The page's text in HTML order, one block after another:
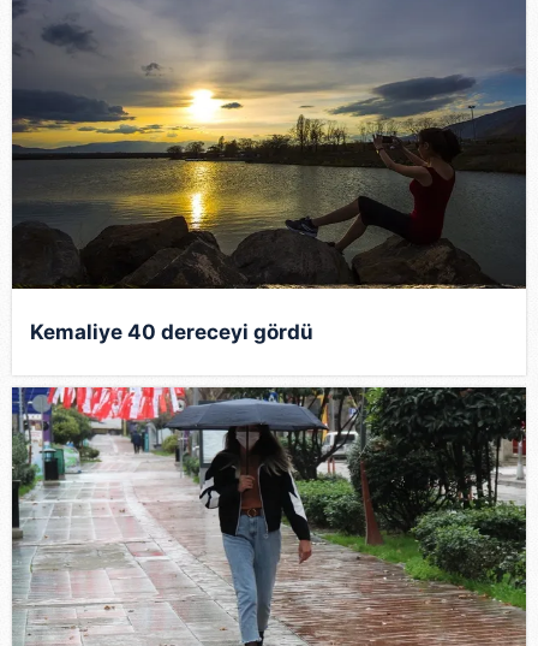
Kemaliye 40 dereceyi gördü